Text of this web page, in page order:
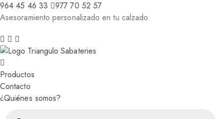
964 45 46 33
977 70 52 57
Asesoramiento personalizado en tu calzado
Productos
Contacto
¿Quiénes somos?